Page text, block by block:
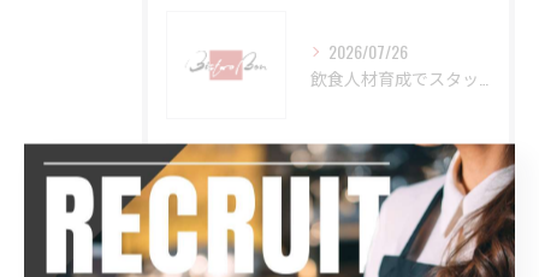
2026/07/26
2026/07/19
食材輸入が変える香川県高松市高松市の飲食ビジネス最新事情